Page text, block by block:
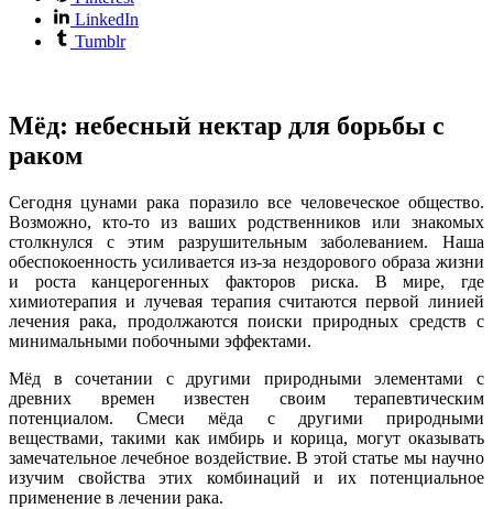
LinkedIn
Tumblr
Мёд: небесный нектар для борьбы с
раком
Сегодня цунами рака поразило все человеческое общество.
Возможно, кто-то из ваших родственников или знакомых
столкнулся с этим разрушительным заболеванием. Наша
обеспокоенность усиливается из-за нездорового образа жизни
и роста канцерогенных факторов риска. В мире, где
химиотерапия и лучевая терапия считаются первой линией
лечения рака, продолжаются поиски природных средств с
минимальными побочными эффектами.
Мёд в сочетании с другими природными элементами с
древних времен известен своим терапевтическим
потенциалом. Смеси мёда с другими природными
веществами, такими как имбирь и корица, могут оказывать
замечательное лечебное воздействие. В этой статье мы научно
изучим свойства этих комбинаций и их потенциальное
применение в лечении рака.